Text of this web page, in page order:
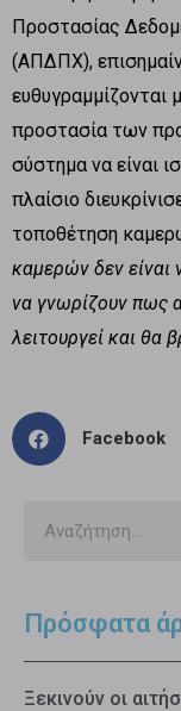
Προστασίας
(ΑΠΔΠΧ),
ευθυγραμμίζονται
προστασία των
σύστημα να είναι
πλαίσιο
τοποθέτηση
καμερών δεν είναι
να γνωρίζουν πως
λειτουργεί και θα
Facebook
Πρόσφατα
Ξεκινούν οι